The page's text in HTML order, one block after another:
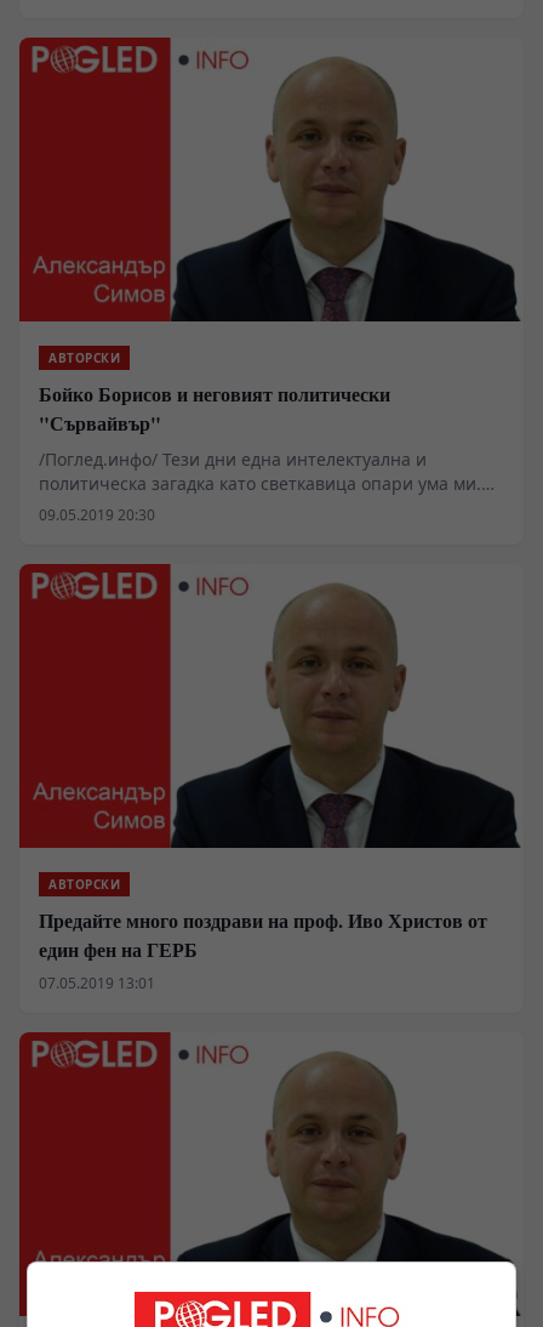
АВТОРСКИ
Бойко Борисов и неговият политически
"Сървайвър"
/Поглед.инфо/ Тези дни една интелектуална и
политическа загадка като светкавица опари ума ми.
Зачудих се къде ли из вселената се загуби водачката
09.05.2019 20:30
АВТОРСКИ
Предайте много поздрави на проф. Иво Христов от
един фен на ГЕРБ
07.05.2019 13:01